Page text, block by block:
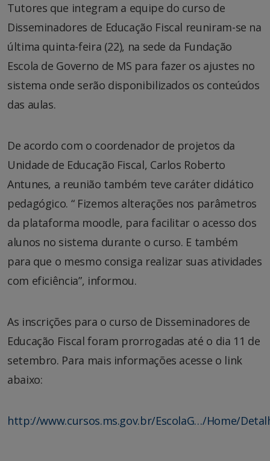
Tutores que integram a equipe do curso de
Disseminadores de Educação Fiscal reuniram-se na
última quinta-feira (22), na sede da Fundação
Escola de Governo de MS para fazer os ajustes no
sistema onde serão disponibilizados os conteúdos
das aulas.
De acordo com o coordenador de projetos da
Unidade de Educação Fiscal, Carlos Roberto
Antunes, a reunião também teve caráter didático
pedagógico. “ Fizemos alterações nos parâmetros
da plataforma moodle, para facilitar o acesso dos
alunos no sistema durante o curso. E também
para que o mesmo consiga realizar suas atividades
com eficiência”, informou.
As inscrições para o curso de Disseminadores de
Educação Fiscal foram prorrogadas até o dia 11 de
setembro. Para mais informações acesse o link
abaixo:
http://www.cursos.ms.gov.br/EscolaG…/Home/